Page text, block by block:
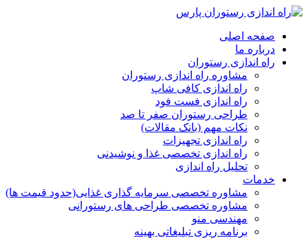
صفحه اصلی
درباره ما
راه اندازی رستوران
مشاوره راه اندازی رستوران
راه اندازی کافی شاپ
راه اندازی فست فود
طراحی رستوران صفر تا صد
نکات مهم (بانک مقالات)
راه اندازی تجهیزات
راه اندازی تخصصی غذا و نوشیدنی
تحلیل راه اندازی
خدمات
مشاوره تخصصی سرمایه گذاری غذایی(حدود قیمت ها)
مشاوره تخصصی طراحی های رستورانی
مهندسی منو
برنامه ریزی تبلیغاتی بهینه